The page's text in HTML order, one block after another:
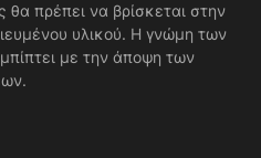
πρέπει να βρίσκεται στην
υλικού. Η γνώμη των
με την άποψη των